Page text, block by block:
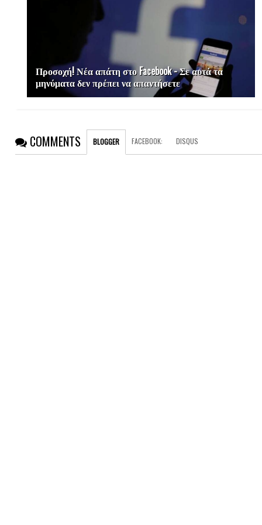
Προσοχή! Νέα απάτη στο Facebook - Σε αυτά τα
μηνύματα δεν πρέπει να απαντήσετε
COMMENTS BLOGGER FACEBOOK: DISQUS